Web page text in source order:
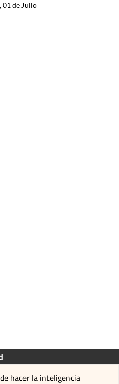
01 de Julio
hacer la inteligencia